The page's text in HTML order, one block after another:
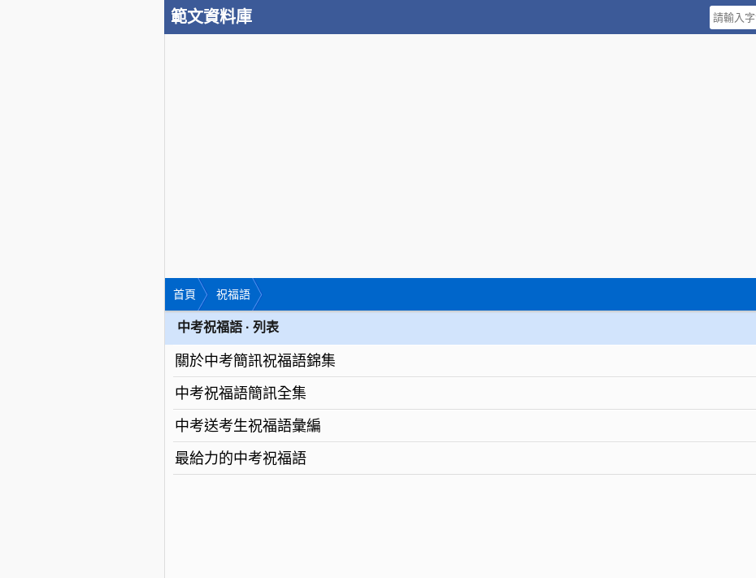
範文資料庫
首頁 祝福語
中考祝福語 · 列表
關於中考簡訊祝福語錦集
中考祝福語簡訊全集
中考送考生祝福語彙編
最給力的中考祝福語